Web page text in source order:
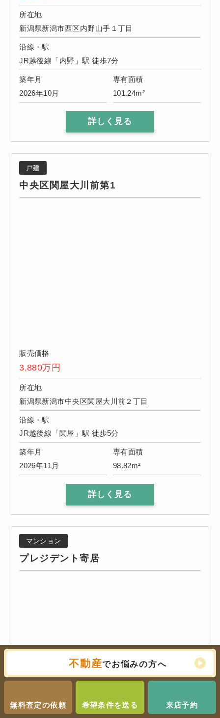
所在地
新潟県新潟市西区内野山手１丁目
沿線・駅
JR越後線「内野」駅 徒歩7分
築年月
2026年10月
専有面積
101.24m²
詳しく見る
戸建
中央区関屋大川前第1
販売価格
3,880万円
所在地
新潟県新潟市中央区関屋大川前２丁目
沿線・駅
JR越後線「関屋」駅 徒歩5分
築年月
2026年11月
専有面積
98.82m²
詳しく見る
マンション
プレジデント寄居
不動産でお悩みの方へ
無料査定の依頼 希望条件を送る 来店予約